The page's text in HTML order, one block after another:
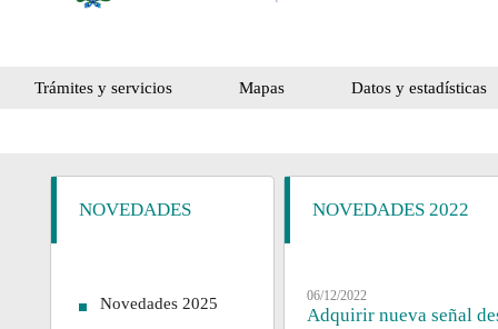
Trámites y servicios Mapas Datos y estadísticas
NOVEDADES
Novedades 2025
NOVEDADES 2022
Adquirir nueva señal
06/12/2022